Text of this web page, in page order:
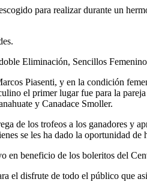
para realizar durante un
Eliminación, Sencillos
Piasenti, y en la condición
el primer lugar fue para la
y Canadace Smoller.
de los trofeos a los ganadores y
se les ha dado la oportunidad
en beneficio de los boleritos del
el disfrute de todo el público que